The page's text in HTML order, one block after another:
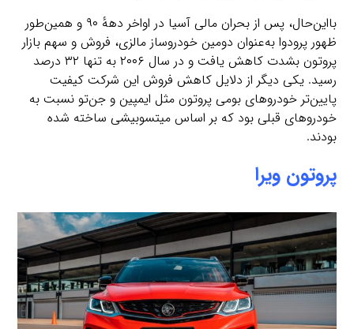
بااین‌حال، پس از بحران مالی آسیا در اواخر دههٔ ۹۰ و همین‌طور
ظهور پرودوا به‌عنوان دومین خودروساز مالزی، فروش و سهم بازار
پروتون بشدت کاهش یافت و در سال ۲۰۰۶ به تنها ۳۲ درصد
رسید. یکی دیگر از دلایل کاهش فروش این شرکت کیفیت
پایین‌تر خودروهای بومی پروتون مثل ایمپین و جن‌تو نسبت به
خودروهای قبلی بود که بر اساس میتسوبیشی ساخته شده
بودند.
پروتون ویرا